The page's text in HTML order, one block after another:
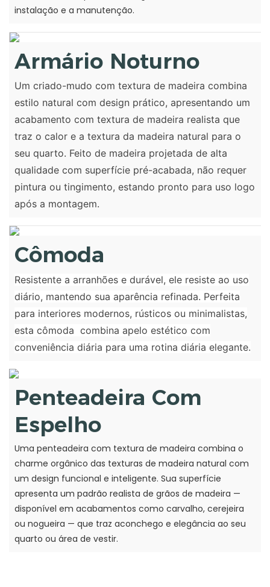
instalação e a manutenção.
Armário Noturno
Um criado-mudo com textura de madeira combina
estilo natural com design prático, apresentando um
acabamento com textura de madeira realista que
traz o calor e a textura da madeira natural para o
seu quarto. Feito de madeira projetada de alta
qualidade com superfície pré-acabada, não requer
pintura ou tingimento, estando pronto para uso logo
após a montagem.
Cômoda
Resistente a arranhões e durável, ele resiste ao uso
diário, mantendo sua aparência refinada. Perfeita
para interiores modernos, rústicos ou minimalistas,
esta cômoda combina apelo estético com
conveniência diária para uma rotina diária elegante.
Penteadeira Com
Espelho
Uma penteadeira com textura de madeira combina o
charme orgânico das texturas de madeira natural com
um design funcional e inteligente. Sua superfície
apresenta um padrão realista de grãos de madeira —
disponível em acabamentos como carvalho, cerejeira
ou nogueira — que traz aconchego e elegância ao seu
quarto ou área de vestir.